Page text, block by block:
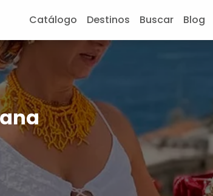
Catálogo Destinos Buscar Blog